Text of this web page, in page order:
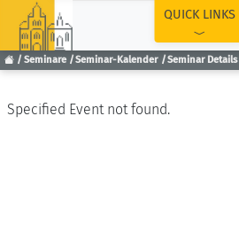
Seminare Seminar-Kalender Seminar Details
QUICK LINKS
Specified Event not found.